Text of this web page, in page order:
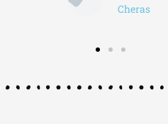
Cheras